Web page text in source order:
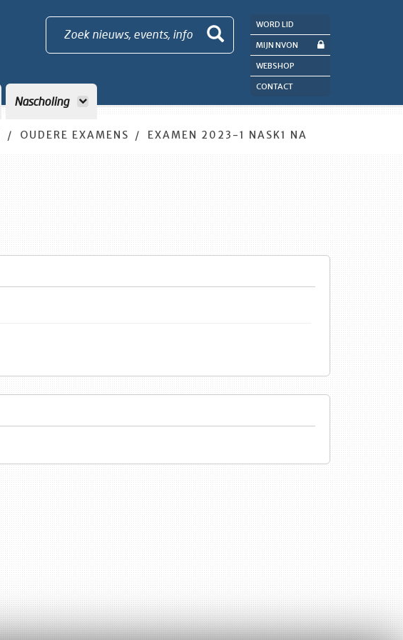
Zoek nieuws, events, info
Nascholing
WORD LID
MIJN NVON
WEBSHOP
CONTACT
OUDERE EXAMENS EXAMEN 2023-1 NASK1 NA